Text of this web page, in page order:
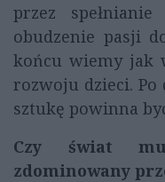
przez
obudzenie pasji
końcu wiemy jak
rozwoju dzieci. Po
sztukę powinna
Czy świat
zdominowany